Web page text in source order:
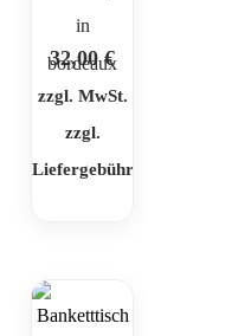
in
bordeaux
32,00€
zzgl. MwSt.
zzgl.
Liefergebühr